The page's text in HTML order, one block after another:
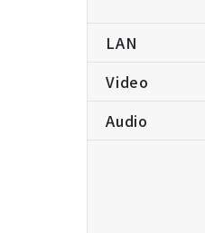
LAN
Video
Audio